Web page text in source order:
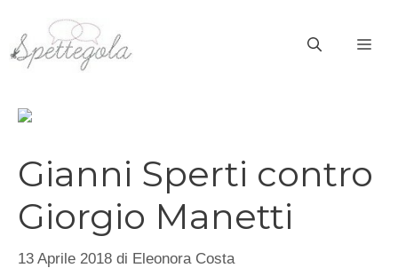
contenuto
Gianni Sperti contro
Giorgio Manetti
13 Aprile 2018 di Eleonora Costa